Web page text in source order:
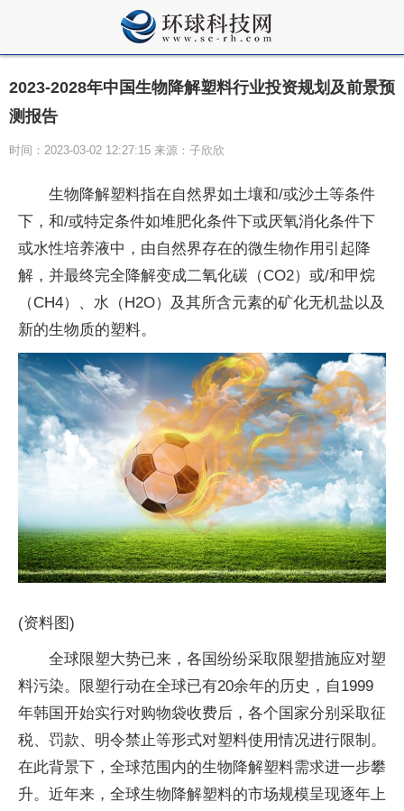
2023-2028年中国生物降解塑料行业投资规划及前景预
测报告
时间：2023-03-02 12:27:15 来源：子欣欣
生物降解塑料指在自然界如土壤和/或沙土等条件
下，和/或特定条件如堆肥化条件下或厌氧消化条件下
或水性培养液中，由自然界存在的微生物作用引起降
解，并最终完全降解变成二氧化碳（CO2）或/和甲烷
（CH4）、水（H2O）及其所含元素的矿化无机盐以及
新的生物质的塑料。
(资料图)
全球限塑大势已来，各国纷纷采取限塑措施应对塑
料污染。限塑行动在全球已有20余年的历史，自1999
年韩国开始实行对购物袋收费后，各个国家分别采取征
税、罚款、明令禁止等形式对塑料使用情况进行限制。
在此背景下，全球范围内的生物降解塑料需求进一步攀
升。近年来，全球生物降解塑料的市场规模呈现逐年上